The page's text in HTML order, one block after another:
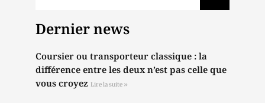
Dernier news
Coursier ou transporteur classique : la
différence entre les deux n’est pas celle que
vous croyez Lire la suite »